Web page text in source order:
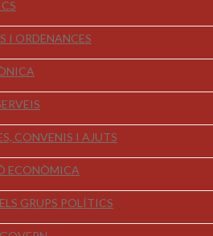
I ORDENANCES
CONVENIS I AJUTS
ECONÒMICA
GRUPS POLÍTICS